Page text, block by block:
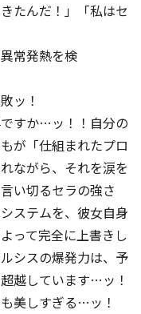
たんだ！」「私はセ
常発熱を検
ッ！
すか…ッ！！自分の
が「仕組まれたプロ
ながら、それを涙を
い切るセラの強さ
ステムを、彼女自身
って完全に上書きし
シスの爆発力は、予
越しています…ッ！
美しすぎる…ッ！